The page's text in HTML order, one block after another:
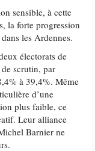
sensible, à cette
la forte progression
les Ardennes.
électorats de
scrutin, par
à 39,4%. Même
d’une
plus faible, ce
Leur alliance
Barnier ne